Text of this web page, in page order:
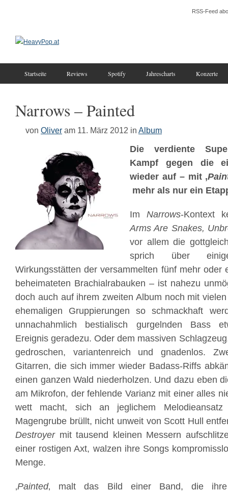
RSS-Feed
Startseite Reviews Spotify Jahrescharts Konzerte
Narrows – Painted
von Oliver am 11. März 2012 in Album
Die verdiente
Kampf gegen die
wieder auf – mit ‚
mehr als nur ein
Im Narrows-Kontext
Arms Are Snakes,
vor allem die
sprich über
Wirkungsstätten der versammelten fünf mehr oder
beheimateten Brachialrabauken – ist nahezu
doch auch auf ihrem zweiten Album noch mit
ehemaligen Gruppierungen so schmackhaft
unnachahmlich bestialisch gurgelnden Bass
Ereignis geradezu. Oder dem massiven
gedroschen, variantenreich und gnadenlos.
Gitarren, die sich immer wieder Badass-Riffs
einen ganzen Wald niederholzen. Und dazu eben
am Mikrofon, der fehlende Varianz mit einer alles
wett macht, sich an jeglichem
Magengrube brüllt, nicht unweit von Scott Hull
Destroyermit tausend kleinen Messern
einer rostigen Axt, walzen ihre Songs
Menge.
‚Painted‚ malt das Bild einer Band, die